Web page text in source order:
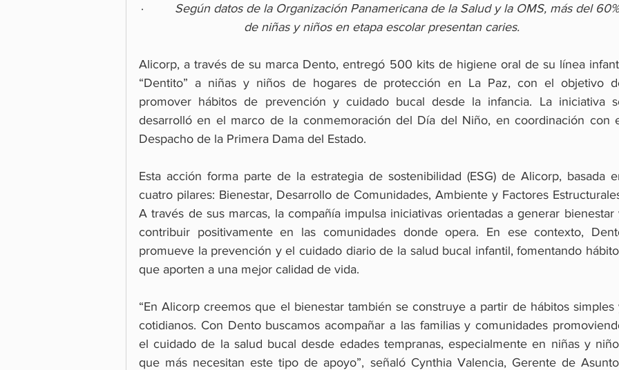
· Según datos de la Organización Panamericana de la Salud y la OMS, más del
de niñas y niños en etapa escolar presentan caries.
Alicorp, a través de su marca Dento, entregó 500 kits de higiene oral de su línea
“Dentito” a niñas y niños de hogares de protección en La Paz, con el objetivo
promover hábitos de prevención y cuidado bucal desde la infancia. La iniciativa
desarrolló en el marco de la conmemoración del Día del Niño, en coordinación con
Despacho de la Primera Dama del Estado.
Esta acción forma parte de la estrategia de sostenibilidad (ESG) de Alicorp, basada
cuatro pilares: Bienestar, Desarrollo de Comunidades, Ambiente y Factores
A través de sus marcas, la compañía impulsa iniciativas orientadas a generar bienestar
contribuir positivamente en las comunidades donde opera. En ese contexto,
promueve la prevención y el cuidado diario de la salud bucal infantil, fomentando
que aporten a una mejor calidad de vida.
“En Alicorp creemos que el bienestar también se construye a partir de hábitos simples
cotidianos. Con Dento buscamos acompañar a las familias y comunidades
el cuidado de la salud bucal desde edades tempranas, especialmente en niñas y
que más necesitan este tipo de apoyo”, señaló Cynthia Valencia, Gerente de